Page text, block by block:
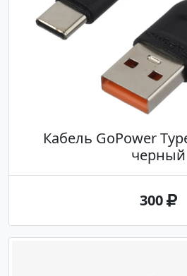
Кабель GoPower
черный
300